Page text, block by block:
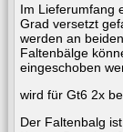
Im Lieferumfang
Grad versetzt
werden an
Faltenbälge
eingeschoben
wird für Gt6 2x
Der Faltenbalg